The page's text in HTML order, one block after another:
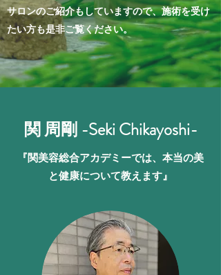
サロンのご紹介もしていますので、施術を受け
たい方も是非ご覧ください。
関 周剛 -Seki Chikayoshi-
『関美容総合アカデミーでは、本当の美
と健康について教えます』